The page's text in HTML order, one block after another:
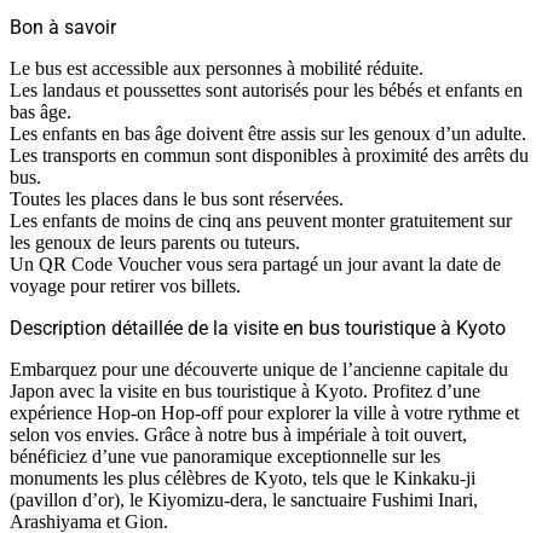
Bon à savoir
Le bus est accessible aux personnes à mobilité réduite.
Les landaus et poussettes sont autorisés pour les bébés et enfants en
bas âge.
Les enfants en bas âge doivent être assis sur les genoux d’un adulte.
Les transports en commun sont disponibles à proximité des arrêts du
bus.
Toutes les places dans le bus sont réservées.
Les enfants de moins de cinq ans peuvent monter gratuitement sur
les genoux de leurs parents ou tuteurs.
Un QR Code Voucher vous sera partagé un jour avant la date de
voyage pour retirer vos billets.
Description détaillée de la visite en bus touristique à Kyoto
Embarquez pour une découverte unique de l’ancienne capitale du
Japon avec la visite en bus touristique à Kyoto. Profitez d’une
expérience Hop-on Hop-off pour explorer la ville à votre rythme et
selon vos envies. Grâce à notre bus à impériale à toit ouvert,
bénéficiez d’une vue panoramique exceptionnelle sur les
monuments les plus célèbres de Kyoto, tels que le Kinkaku-ji
(pavillon d’or), le Kiyomizu-dera, le sanctuaire Fushimi Inari,
Arashiyama et Gion.